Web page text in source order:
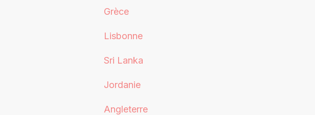
Grèce
Lisbonne
Sri Lanka
Jordanie
Angleterre